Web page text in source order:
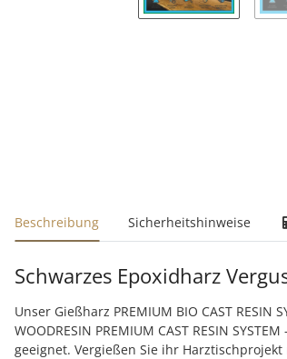
weitere Registerkarten anzeigen
Beschreibung Sicherheitshinweise
Schwarzes Epoxidharz
Unser Gießharz PREMIUM BIO CAST
WOODRESIN PREMIUM CAST RESIN
geeignet. Vergießen Sie ihr